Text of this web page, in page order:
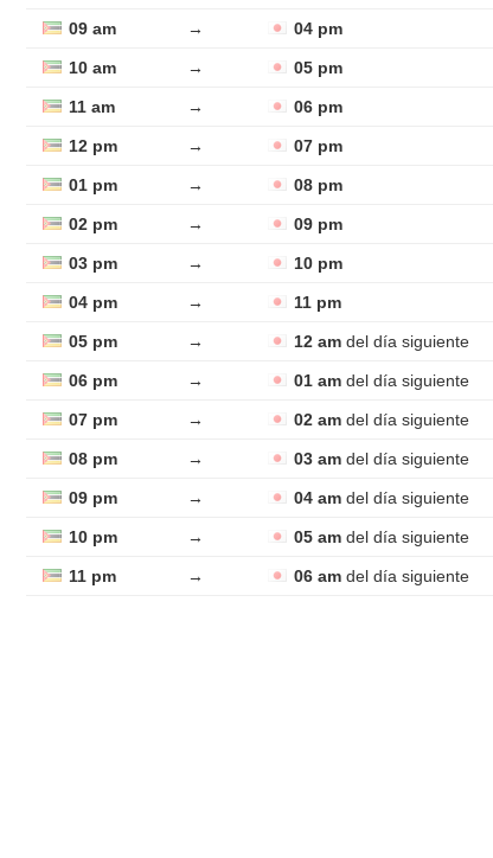
09 am → 04 pm
10 am → 05 pm
11 am → 06 pm
12 pm → 07 pm
01 pm → 08 pm
02 pm → 09 pm
03 pm → 10 pm
04 pm → 11 pm
05 pm → 12 am del día siguiente
06 pm → 01 am del día siguiente
07 pm → 02 am del día siguiente
08 pm → 03 am del día siguiente
09 pm → 04 am del día siguiente
10 pm → 05 am del día siguiente
11 pm → 06 am del día siguiente